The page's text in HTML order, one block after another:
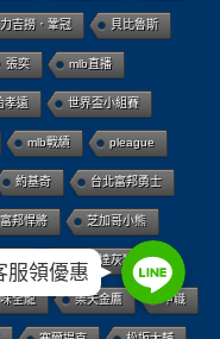
吉撈．鞏冠 貝比魯斯
張奕 mlb直播
孝遠 世界盃小組賽
mlb戰績 pleague
約基奇 台北富邦勇士
富邦悍將 芝加哥小熊
教練 明尼蘇達灰狼
味全龍 樂天金鷹 中職
Line
Line
Line
服領優惠